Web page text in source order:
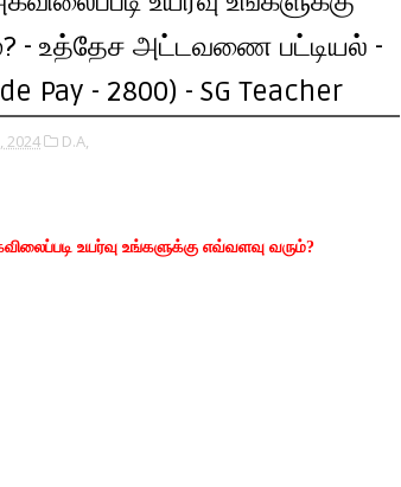
- உத்தேச அட்டவணை பட்டியல் -
Pay - 2800) - SG Teacher
2024 D.A,
உயர்வு உங்களுக்கு எவ்வளவு வரும்?